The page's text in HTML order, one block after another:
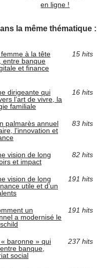
en ligne !
la même thématique :
à la tête
entre banque
et finance
15 hits
dirigeante qui
l’art de vivre, la
familiale
16 hits
palmarès annuel
l’innovation et
83 hits
vision de long
et impact
82 hits
vision de long
utile et d’un
191 hits
un
a modernisé le
191 hits
baronne » qui
banque,
social
237 hits